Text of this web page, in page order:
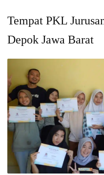
Tempat PKL
Depok Jawa Barat